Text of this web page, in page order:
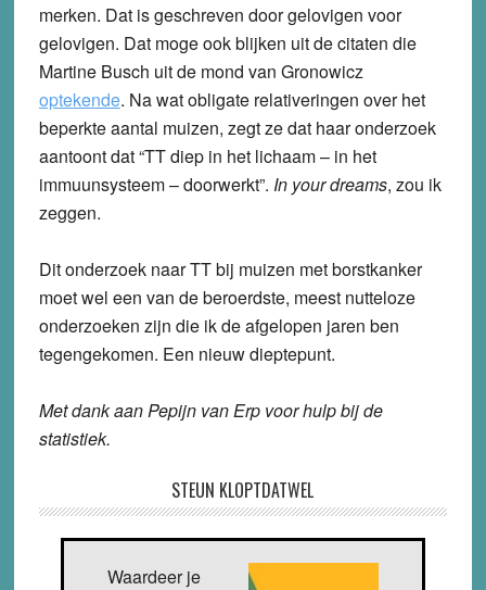
merken. Dat is geschreven door gelovigen voor
gelovigen. Dat moge ook blijken uit de citaten die
Martine Busch uit de mond van Gronowicz
optekende. Na wat obligate relativeringen over het
beperkte aantal muizen, zegt ze dat haar onderzoek
aantoont dat “TT diep in het lichaam – in het
immuunsysteem – doorwerkt”. In your dreams, zou ik
zeggen.
Dit onderzoek naar TT bij muizen met borstkanker
moet wel een van de beroerdste, meest nutteloze
onderzoeken zijn die ik de afgelopen jaren ben
tegengekomen. Een nieuw dieptepunt.
Met dank aan Pepijn van Erp voor hulp bij de
statistiek.
STEUN KLOPTDATWEL
Waardeer je